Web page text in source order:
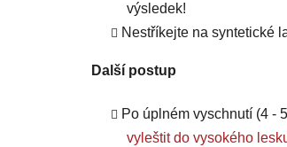
výsledek!
Nestříkejte na syntetické
Další postup
Po úplném vyschnutí (4 -
vyleštit do vysokého